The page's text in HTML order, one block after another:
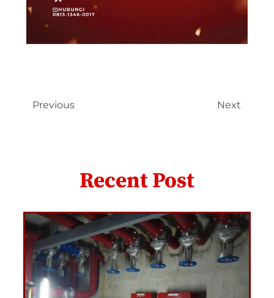
Previous Next
Recent Post